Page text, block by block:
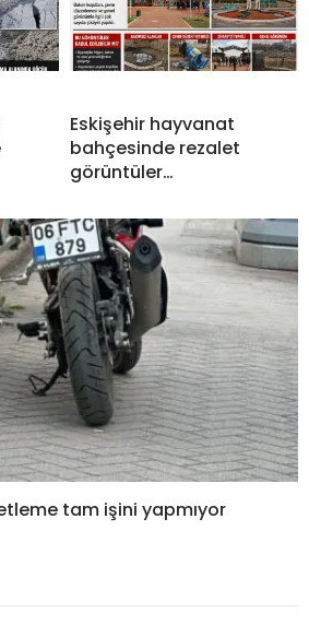
Eskişehir hayvanat
bahçesinde rezalet
görüntüler…
tam işini yapmıyor